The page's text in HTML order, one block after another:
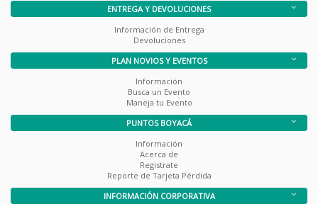
ENTREGA Y DEVOLUCIONES
Información de Entrega
Devoluciones
PLAN NOVIOS Y EVENTOS
Información
Busca un Evento
Maneja tu Evento
PUNTOS BOYACÁ
Información
Acerca de
Registrate
Reporte de Tarjeta Pérdida
INFORMACIÓN CORPORATIVA